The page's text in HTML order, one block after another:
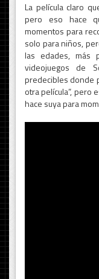
La película claro
pero eso hace
momentos para
solo para niños,
las edades, más
videojuegos de
predecibles donde
otra película”, pero
hace suya para